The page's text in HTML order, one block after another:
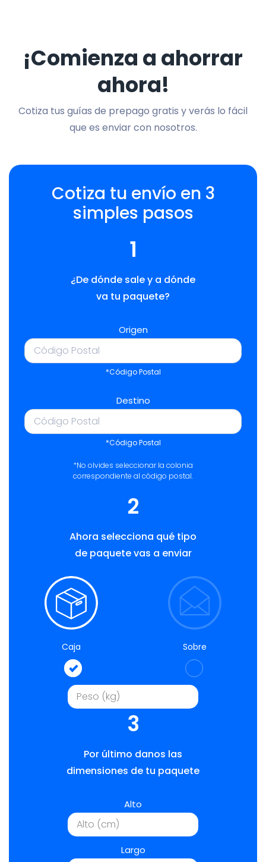
¡Comienza a ahorrar
ahora!
Cotiza tus guías de prepago gratis y verás lo fácil
que es enviar con nosotros.
Cotiza tu envío en 3
simples pasos
1
¿De dónde sale y a dónde
va tu paquete?
Origen
*Código Postal
Destino
*Código Postal
*No olvides seleccionar la colonia
correspondiente al código postal.
2
Ahora selecciona qué tipo
de paquete vas a enviar
Caja Sobre
3
Por último danos las
dimensiones de tu paquete
Alto
Largo